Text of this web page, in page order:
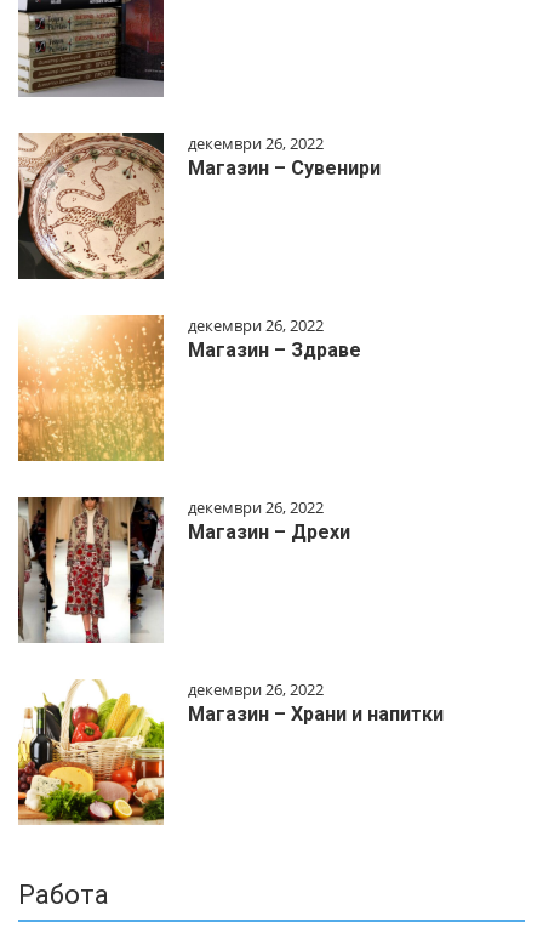
декември 26, 2022
Магазин – Сувенири
декември 26, 2022
Магазин – Здраве
декември 26, 2022
Магазин – Дрехи
декември 26, 2022
Магазин – Храни и напитки
Работа